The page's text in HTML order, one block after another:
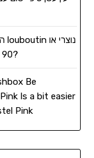
90 $ כדי לקבל הרבה מוצרים אחרים במקום?
Be
Is a bit easier
Pink